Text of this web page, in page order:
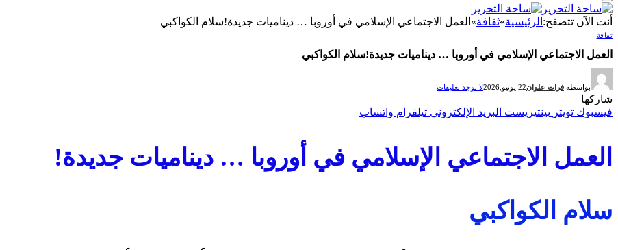
أنت الآن تتصفح: الرئيسية»ثقافة» العمل الاجتماعي الإسلامي في أوروبا … ديناميات جديدة!سلام الكواكبي
ثقافة
العمل الاجتماعي الإسلامي في أوروبا … ديناميات جديدة!سلام الكواكبي
بواسطة فرات علوان22 يونيو,2026 لا توجد تعليقات
شاركها
فيسبوك تويتر بينتيريست البريد الإلكتروني تيلقرام واتساب
العمل الاجتماعي الإسلامي في أوروبا … ديناميات جديدة!
سلام الكواكبي